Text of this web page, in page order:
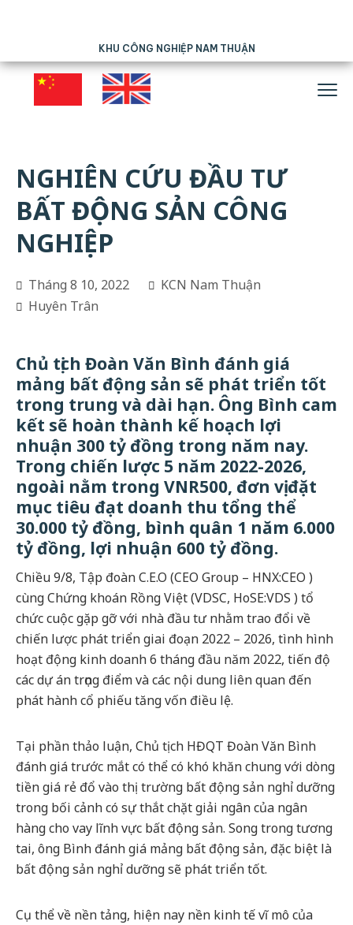
KHU CÔNG NGHIỆP NAM THUẬN
NGHIÊN CỨU ĐẦU TƯ
BẤT ĐỘNG SẢN CÔNG
NGHIỆP
Tháng 8 10, 2022
KCN Nam Thuận
Huyên Trân
Chủ tịch Đoàn Văn Bình đánh giá
mảng bất động sản sẽ phát triển tốt
trong trung và dài hạn. Ông Bình cam
kết sẽ hoàn thành kế hoạch lợi
nhuận 300 tỷ đồng trong năm nay.
Trong chiến lược 5 năm 2022-2026,
ngoài nằm trong VNR500, đơn vị đặt
mục tiêu đạt doanh thu tổng thể
30.000 tỷ đồng, bình quân 1 năm 6.000
tỷ đồng, lợi nhuận 600 tỷ đồng.
Chiều 9/8, Tập đoàn C.E.O (CEO Group – HNX:CEO )
cùng Chứng khoán Rồng Việt (VDSC, HoSE:VDS ) tổ
chức cuộc gặp gỡ với nhà đầu tư nhằm trao đổi về
chiến lược phát triển giai đoạn 2022 – 2026, tình hình
hoạt động kinh doanh 6 tháng đầu năm 2022, tiến độ
các dự án trọng điểm và các nội dung liên quan đến
phát hành cổ phiếu tăng vốn điều lệ.
Tại phần thảo luận, Chủ tịch HĐQT Đoàn Văn Bình
đánh giá trước mắt có thể có khó khăn chung với dòng
tiền giá rẻ đổ vào thị trường bất động sản nghỉ dưỡng
trong bối cảnh có sự thắt chặt giải ngân của ngân
hàng cho vay lĩnh vực bất động sản. Song trong tương
tai, ông Bình đánh giá mảng bất động sản, đặc biệt là
bất động sản nghỉ dưỡng sẽ phát triển tốt.
Cụ thể về nền tảng, hiện nay nền kinh tế vĩ mô của